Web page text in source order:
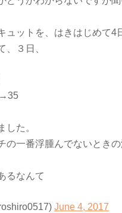
ュットを、はきはじめて4
、３日、
した。
の一番浮腫んでないとき
るなんて
June 4, 2017